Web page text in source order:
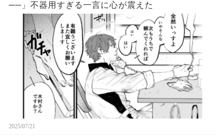
──」不器用すぎる一言に心が震えた
2025/07/21